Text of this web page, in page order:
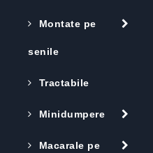
Montate pe
senile
Tractabile
Minidumpere
Macarale pe